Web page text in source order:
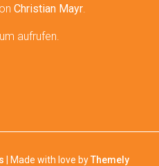
Christian Mayr.
aufrufen.
Made with love byThemely